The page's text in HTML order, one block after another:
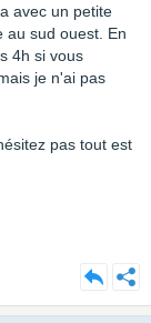
avec un petite
au sud ouest. En
4h si vous
je n'ai pas
pas tout est